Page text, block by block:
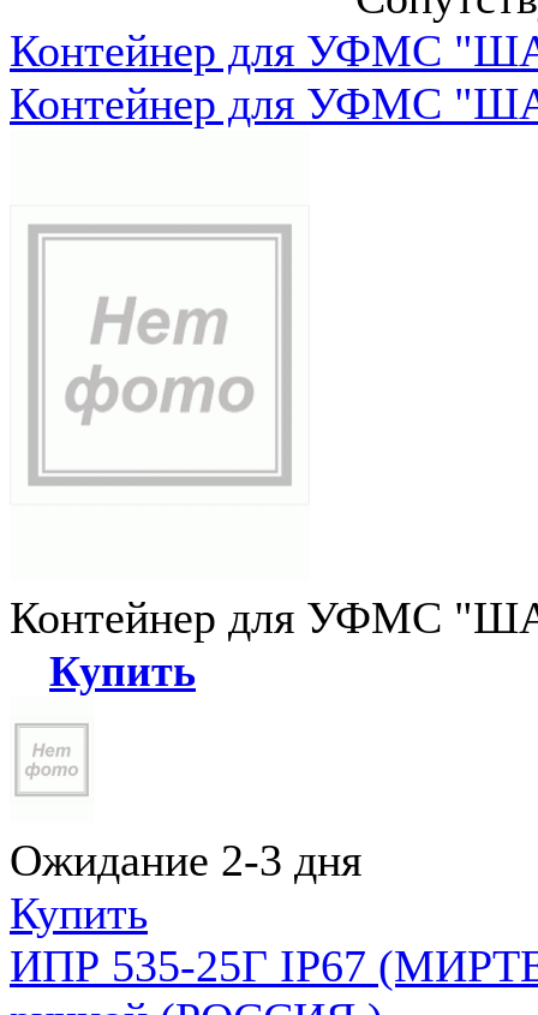
Контейнер для УФМС
Контейнер для УФМС
Контейнер для УФМС
Купить
Ожидание 2-3 дня
Купить
ИПР 535-25Г IP67